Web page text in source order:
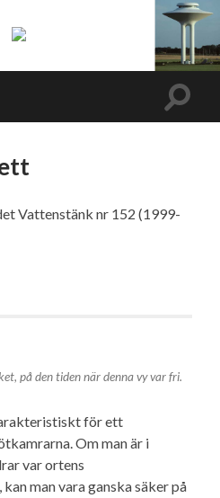
Toggle
Vattenstänk nr 152 (1999-
på den tiden när denna vy var fri.
för ett
Om man är i
var ortens
man vara ganska säker på